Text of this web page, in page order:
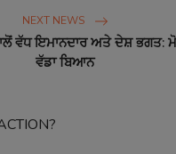
NEXT NEWS
ਵੱਧ ਇਮਾਨਦਾਰ ਅਤੇ ਦੇਸ਼ ਭਗਤ:
ਵੱਡਾ ਬਿਆਨ